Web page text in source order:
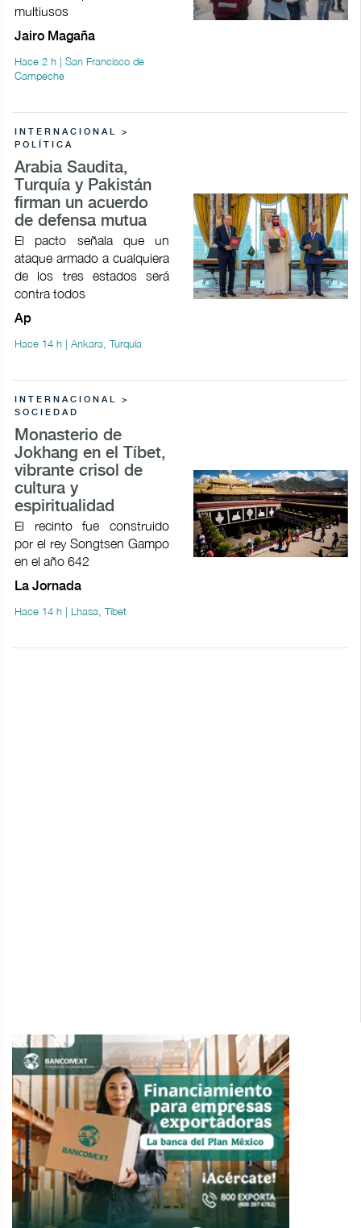
multiusos
Jairo Magaña
Hace 2 h | San Francisco de
Campeche
INTERNACIONAL >
POLÍTICA
Arabia Saudita,
Turquía y Pakistán
firman un acuerdo
de defensa mutua
El pacto señala que un
ataque armado a cualquiera
de los tres estados será
contra todos
Ap
Hace 14 h | Ankara, Turquía
INTERNACIONAL >
SOCIEDAD
Monasterio de
Jokhang en el Tíbet,
vibrante crisol de
cultura y
espiritualidad
El recinto fue construido
por el rey Songtsen Gampo
en el año 642
La Jornada
Hace 14 h | Lhasa, Tíbet